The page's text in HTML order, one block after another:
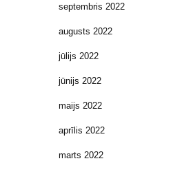
septembris 2022
augusts 2022
jūlijs 2022
jūnijs 2022
maijs 2022
aprīlis 2022
marts 2022